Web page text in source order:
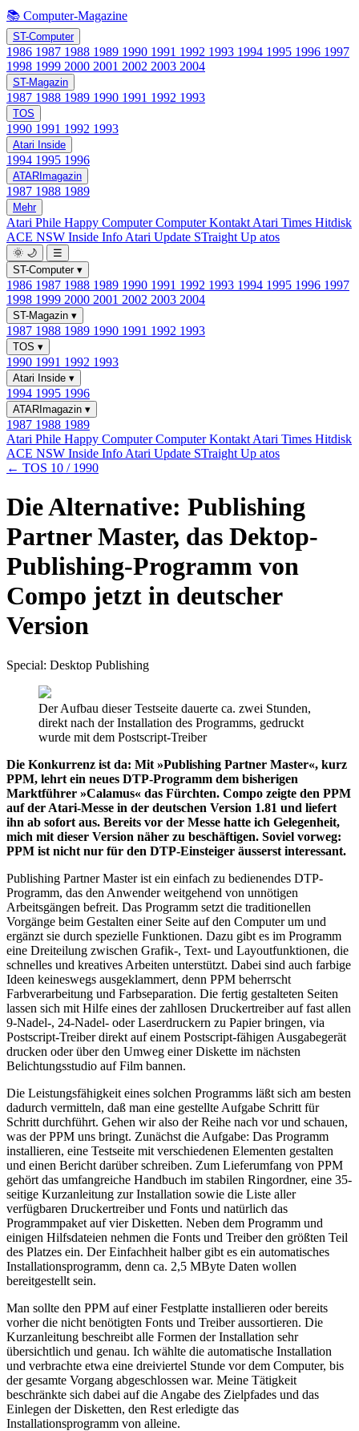
📚 Computer-Magazine
ST-Computer
1986 1987 1988 1989 1990 1991 1992 1993 1994 1995 1996 1997
1998 1999 2000 2001 2002 2003 2004
ST-Magazin
1987 1988 1989 1990 1991 1992 1993
TOS
1990 1991 1992 1993
Atari Inside
1994 1995 1996
ATARImagazin
1987 1988 1989
Mehr
Atari Phile Happy ComputerComputer Kontakt Atari Times Hitdisk
ACE NSW Inside Info Atari Update STraight Up atos
🌞 🌙
☰
ST-Computer ▾
1986 1987 1988 1989 1990 1991 1992 1993 1994 1995 1996 1997
1998 1999 2000 2001 2002 2003 2004
ST-Magazin ▾
1987 1988 1989 1990 1991 1992 1993
TOS ▾
1990 1991 1992 1993
Atari Inside ▾
1994 1995 1996
ATARImagazin ▾
1987 1988 1989
Atari Phile Happy ComputerComputer Kontakt Atari Times Hitdisk
ACE NSW Inside Info Atari Update STraight Up atos
← TOS 10 / 1990
Die Alternative: Publishing
Partner Master, das Dektop-
Publishing-Programm von
Compo jetzt in deutscher
Version
Special: Desktop Publishing
Der Aufbau dieser Test­seite dauerte ca. zwei Stunden,
direkt nach der Installation des Programms, gedruckt
wurde mit dem Postscript-Treiber
Die Konkurrenz ist da: Mit »Publishing Partner Master«, kurz
PPM, lehrt ein neues DTP-Programm dem bisherigen
Marktführer »Calamus« das Fürchten. Compo zeigte den PPM
auf der Atari-Messe in der deutschen Version 1.81 und liefert
ihn ab sofort aus. Bereits vor der Messe hatte ich Gelegenheit,
mich mit dieser Version näher zu beschäftigen. Soviel vorweg:
PPM ist nicht nur für den DTP-Einsteiger äusserst interessant.
Publishing Partner Master ist ein einfach zu bedienendes DTP-
Programm, das den Anwender weitgehend von unnötigen
Arbeitsgängen befreit. Das Programm setzt die traditionellen
Vorgänge beim Gestalten einer Seite auf den Computer um und
ergänzt sie durch spezielle Funktionen. Dazu gibt es im Programm
eine Dreiteilung zwischen Grafik-, Text- und Layoutfunktionen, die
schnelles und kreatives Arbeiten unterstützt. Dabei sind auch farbige
Ideen keineswegs ausgeklammert, denn PPM beherrscht
Farbverarbeitung und Farbseparation. Die fertig gestalteten Seiten
lassen sich mit Hilfe eines der zahllosen Druckertreiber auf fast allen
9-Nadel-, 24-Nadel- oder Laserdruckern zu Papier bringen, via
Postscript-Treiber direkt auf einem Postscript-fähigen Ausgabegerät
drucken oder über den Umweg einer Diskette im nächsten
Belichtungsstudio auf Film bannen.
Die Leistungsfähigkeit eines solchen Programms läßt sich am besten
dadurch vermitteln, daß man eine gestellte Aufgabe Schritt für
Schritt durchführt. Gehen wir also der Reihe nach vor und schauen,
was der PPM uns bringt. Zunächst die Aufgabe: Das Programm
installieren, eine Testseite mit verschiedenen Elementen gestalten
und einen Bericht darüber schreiben. Zum Lieferumfang von PPM
gehört das umfangreiche Handbuch im stabilen Ringordner, eine 35-
seitige Kurzanleitung zur Installation sowie die Liste aller
verfügbaren Druckertreiber und Fonts und natürlich das
Programmpaket auf vier Disketten. Neben dem Programm und
einigen Hilfsdateien nehmen die Fonts und Treiber den größten Teil
des Platzes ein. Der Einfachheit halber gibt es ein automatisches
Installationsprogramm, denn ca. 2,5 MByte Daten wollen
bereitgestellt sein.
Man sollte den PPM auf einer Festplatte installieren oder bereits
vorher die nicht benötigten Fonts und Treiber aussortieren. Die
Kurzanleitung beschreibt alle Formen der Installation sehr
übersichtlich und genau. Ich wählte die automatische Installation
und verbrachte etwa eine dreiviertel Stunde vor dem Computer, bis
der gesamte Vorgang abgeschlossen war. Meine Tätigkeit
beschränkte sich dabei auf die Angabe des Zielpfades und das
Einlegen der Disketten, den Rest erledigte das
Installationsprogramm von alleine.